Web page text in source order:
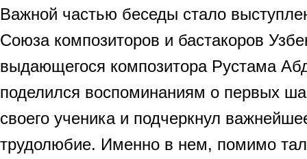
Важной частью беседы стало
Союза композиторов и бастакоров
выдающегося композитора Рустама
поделился воспоминаниям о первых
своего ученика и подчеркнул
трудолюбие. Именно в нем, помимо